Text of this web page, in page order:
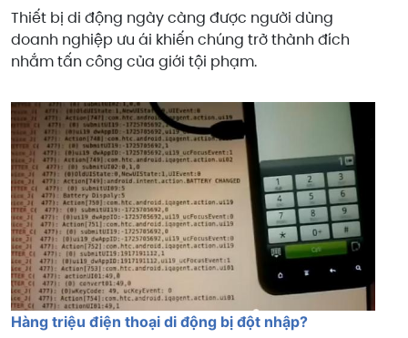
Thiết bị di động ngày càng được người dùng
doanh nghiệp ưu ái khiến chúng trở thành đích
nhắm tấn công của giới tội phạm.
Hàng triệu điện thoại di động bị đột nhập?